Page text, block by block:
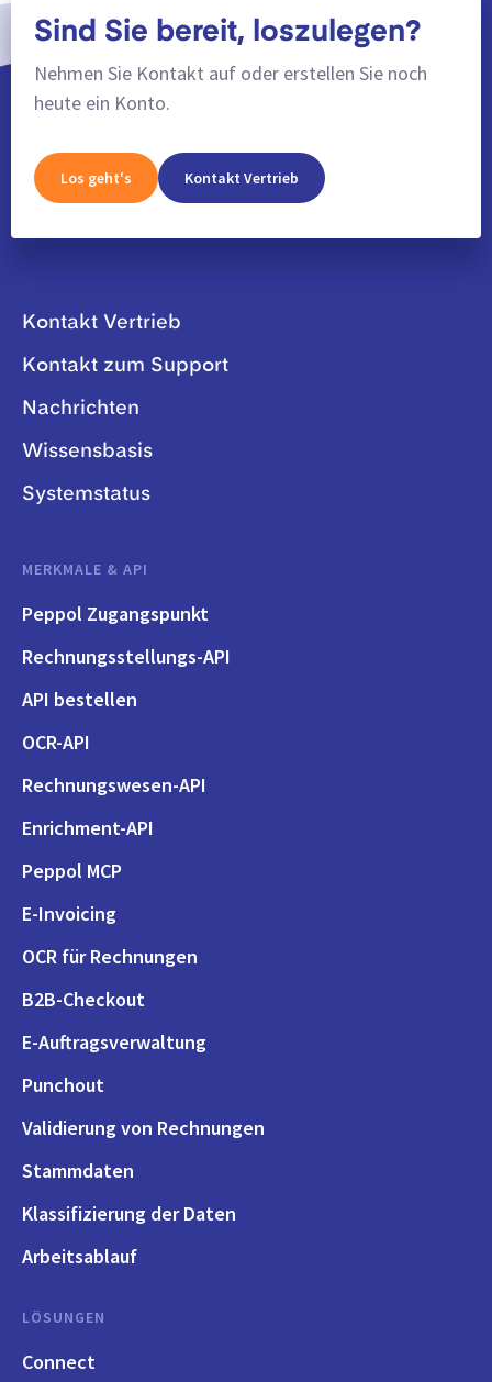
Sind Sie bereit, loszulegen?
Nehmen Sie Kontakt auf oder erstellen Sie noch
heute ein Konto.
Los geht's Kontakt Vertrieb
Kontakt Vertrieb
Kontakt zum Support
Nachrichten
Wissensbasis
Systemstatus
MERKMALE & API
Peppol Zugangspunkt
Rechnungsstellungs-API
API bestellen
OCR-API
Rechnungswesen-API
Enrichment-API
Peppol MCP
E-Invoicing
OCR für Rechnungen
B2B-Checkout
E-Auftragsverwaltung
Punchout
Validierung von Rechnungen
Stammdaten
Klassifizierung der Daten
Arbeitsablauf
LÖSUNGEN
Connect